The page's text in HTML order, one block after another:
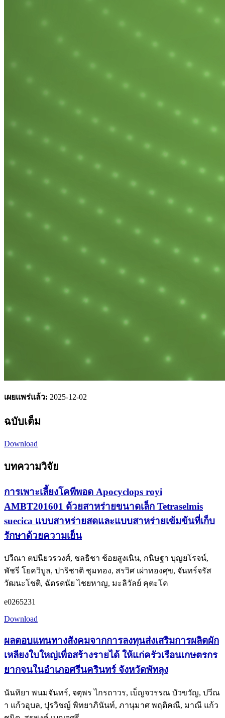
เผยแพร่แล้ว: 2025-12-02
ฉบับเต็ม
Download
บทความวิจัย
การเพาะเลี้ยงโคพีพอด Apocyclops royi
AMBT201601 ด้วยสาหร่ายขนาดเล็ก Tetraselmis
suecica แบบสาหร่ายสดและแบบสาหร่ายเข้มข้นที่เก็บ
รักษาด้วยความเย็น
ปวีณา ตปนียวรวงศ์, ชลธิชา ช้อยสูงเนิน, กนิษฐา บุญยโรจน์,
พัชรี โยควิบูล, ปาริชาติ ชุมทอง, สรวิศ เผ่าทองศุข, จันทร์จรัส
วัฒนะโชติ, ฉัตรดนัย ไชยหาญ, มะลิวัลย์ คุตะโค
e0265231
Download
ผลตอบแทนทางสังคมจากการลงทุนส่งเสริมการผลิตผัก
เหลียงใบใหญ่เพื่อสร้างรายได้ ให้แก่ครัวเรือนเกษตรกร
ยากจนในอำเภอศรีนครินทร์ จังหวัดพัทลุง
นันทิยา พนมจันทร์, จตุพร ไกรถาวร, เบ็ญจวรรณ บัวขวัญ, ปวีณ
า แก้วอุบล, ปุรวิชญ์ พิทยาภินันท์, ภานุมาศ พฤติคณี, มาณี แก้ว